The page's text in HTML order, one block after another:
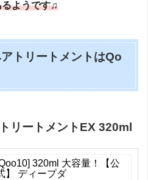
るようです♫
トリートメントはQo
リートメントEX 320ml
320ml 大容量！【公
】 ディープダ